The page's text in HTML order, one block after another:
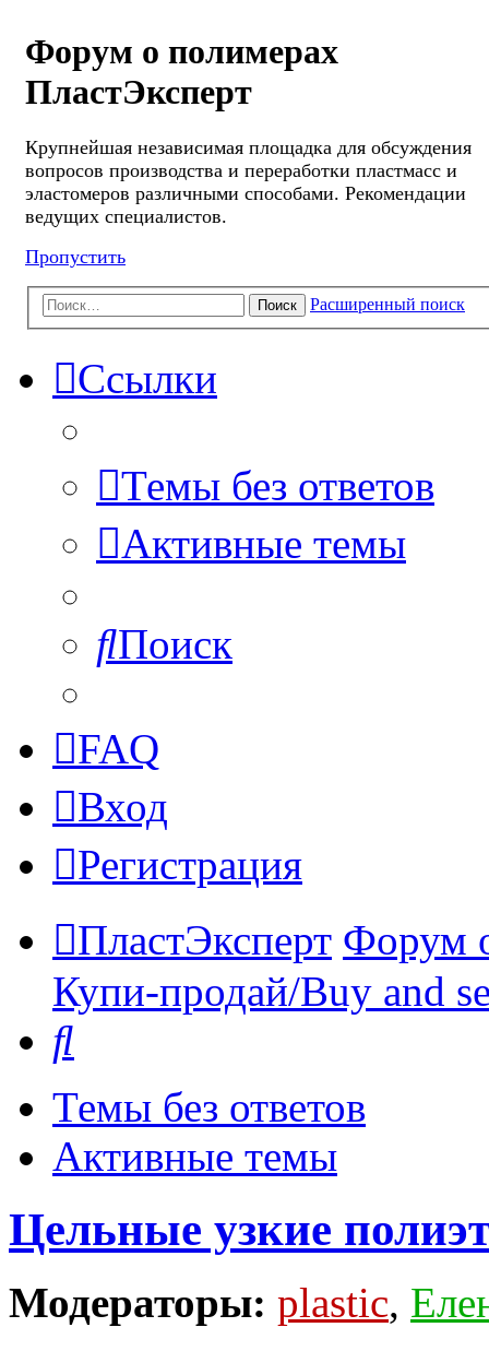
Форум о полимерах
ПластЭксперт
Крупнейшая независимая площадка для обсуждения
вопросов производства и переработки пластмасс и
эластомеров различными способами. Рекомендации
ведущих специалистов.
Пропустить
Поиск Расширенный поиск
Ссылки
Темы без ответов
Активные темы
Поиск
FAQ
Вход
Регистрация
ПластЭксперт Форум
Купи-продай/Buy and
Темы без ответов
Активные темы
Цельные узкие
Модераторы: plastic,